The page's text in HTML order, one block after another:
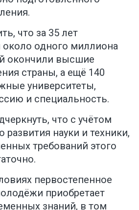
что за 35 лет
около одного миллиона
окончили высшие
страны, а ещё 140
университеты,
и специальность.
что с учётом
развития науки и техники,
требований этого
первостепенное
приобретает
знаний, в том